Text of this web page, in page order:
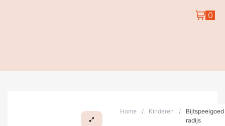
0
Home / Kinderen /
Bijtspeelgoed
radijs